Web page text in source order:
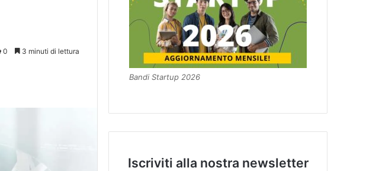
0 3 minuti di lettura
Bandi Startup 2026
Iscriviti alla nostra newsletter